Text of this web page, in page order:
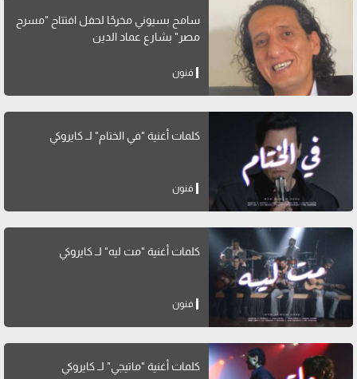
سامح بسيوني مخرجًا لحفل افتتاح "مسرح
مصر" بشارع عماد الدين
فنون
كلمات أغنية "في الختام" لــ كايروكي
فنون
كلمات أغنية "مت ليه" لــ كايروكي
فنون
كلمات أغنية "ماتيجي" لــ كايروكي